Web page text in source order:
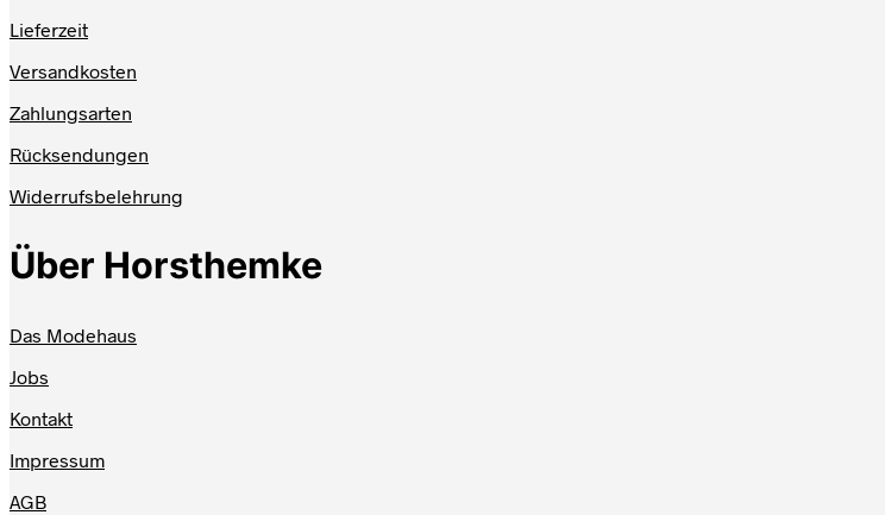
Lieferzeit
Versandkosten
Zahlungsarten
Rücksendungen
Widerrufsbelehrung
Über Horsthemke
Das Modehaus
Jobs
Kontakt
Impressum
AGB